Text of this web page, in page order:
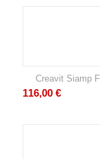
Creavit Siamp
116,00 €